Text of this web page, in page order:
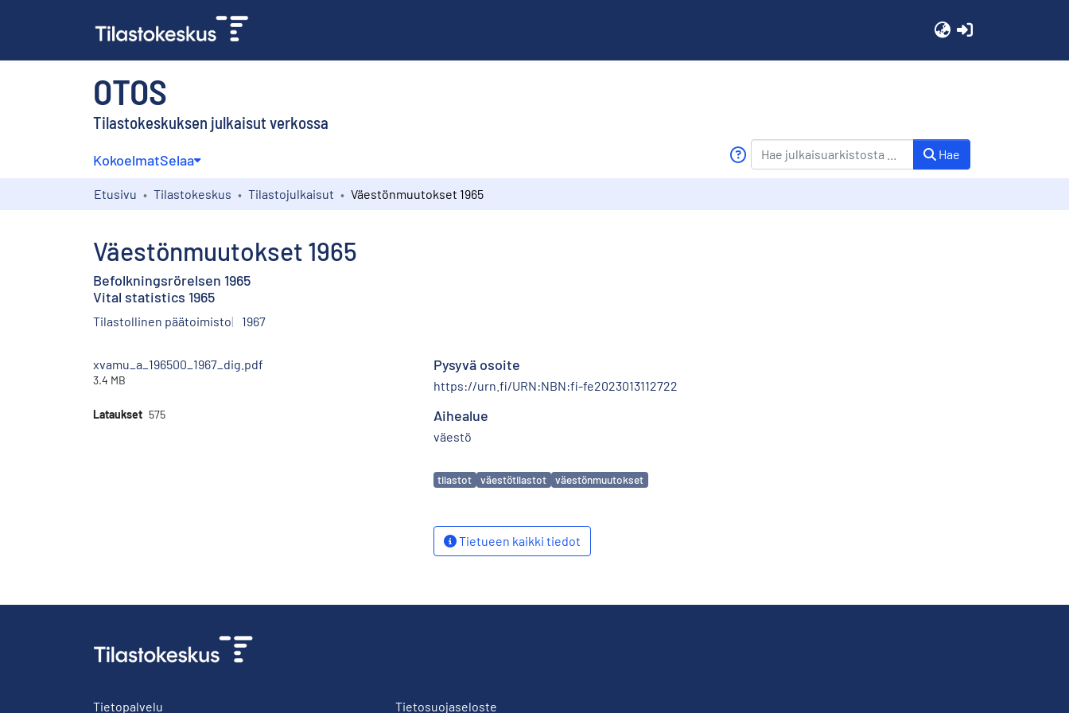
OTOS
Tilastokeskuksen julkaisut verkossa
KokoelmatSelaa Hae
Etusivu Tilastokeskus Tilastojulkaisut Väestönmuutokset 1965
Väestönmuutokset 1965
Befolkningsrörelsen 1965
Vital statistics 1965
Tilastollinen päätoimisto 1967
xvamu_a_196500_1967_dig.pdf
3.4 MB
Lataukset 575
Pysyvä osoite
https://urn.fi/URN:NBN:fi-fe2023013112722
Aihealue
väestö
Avainsanat
tilastot väestötilastot väestönmuutokset
Tietueen kaikki tiedot
Tietopalvelu Tietosuojaseloste